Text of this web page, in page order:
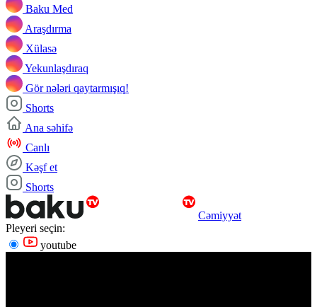
Baku Med
Araşdırma
Xülasə
Yekunlaşdıraq
Gör nələri qaytarmışıq!
Shorts
Ana səhifə
Canlı
Kəşf et
Shorts
Cəmiyyət
Pleyeri seçin:
youtube